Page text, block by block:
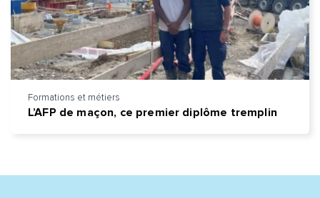
Formations et métiers
L’AFP de maçon, ce premier diplôme tremplin